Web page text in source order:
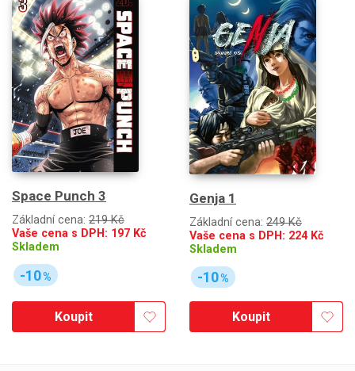
Space Punch 3
Základní cena: 219 Kč
Vaše cena s DPH: 197 Kč
Skladem
-10%
Koupit
Genja 1
Základní cena: 249 Kč
Vaše cena s DPH: 224Kč
Skladem
-10%
Koupit